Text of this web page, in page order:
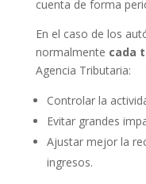
cuenta de forma
En el caso de los
normalmente cada
Agencia Tributaria:
Controlar la
Evitar grandes
Ajustar mejor la
ingresos.